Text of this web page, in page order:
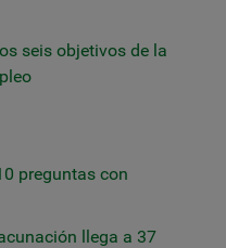
seis objetivos de la
preguntas con
llega a 37